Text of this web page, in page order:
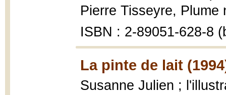
Pierre Tisseyre,
ISBN : 2-89051-628-8
La pinte de lait
Susanne Julien ;